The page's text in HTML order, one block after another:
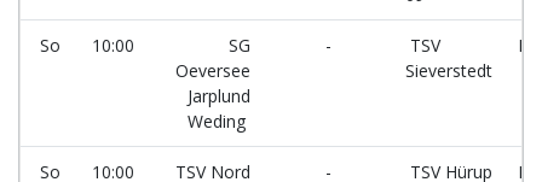
So 10:00
SG
Oeversee
Jarplund
Weding
-
TSV
Sieverstedt
So 10:00
TSV Nord
- TSV Hürup